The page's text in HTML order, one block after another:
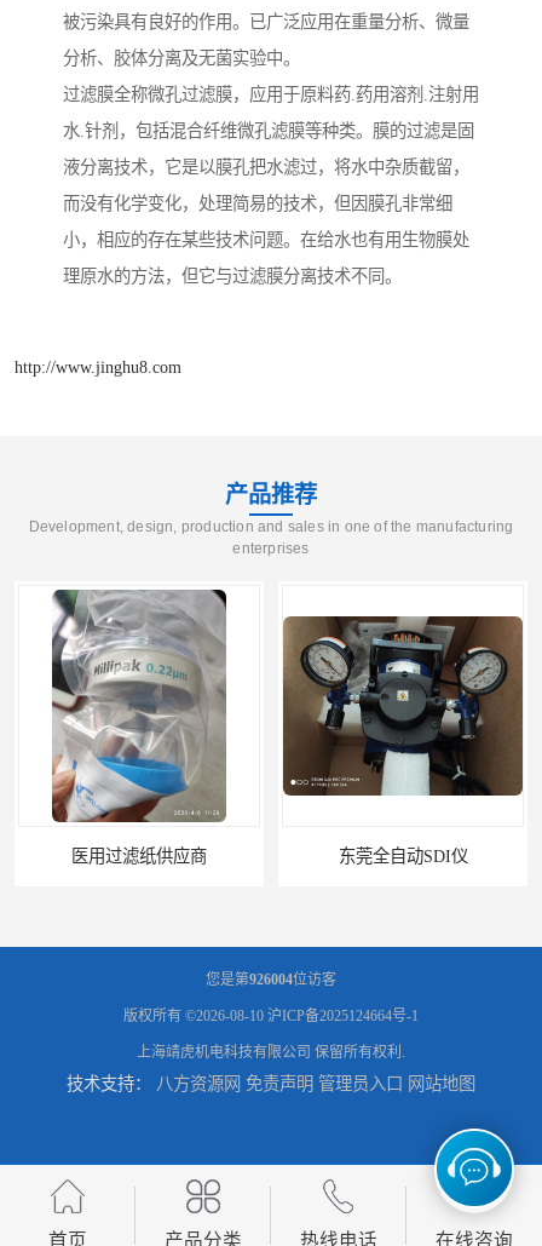
被污染具有良好的作用。已广泛应用在重量分析、微量
分析、胶体分离及无菌实验中。
过滤膜全称微孔过滤膜，应用于原料药.药用溶剂.注射用
水.针剂，包括混合纤维微孔滤膜等种类。膜的过滤是固
液分离技术，它是以膜孔把水滤过，将水中杂质截留，
而没有化学变化，处理简易的技术，但因膜孔非常细
小，相应的存在某些技术问题。在给水也有用生物膜处
理原水的方法，但它与过滤膜分离技术不同。
http://www.jinghu8.com
产品推荐
Development, design, production and sales in one of the manufacturing
enterprises
医用过滤纸供应商 东莞全自动SDI仪
石家庄污染指数SDI仪 智能二氧化硫污染指数测定仪规格
您是第926004位访客
版权所有 ©2026-08-10 沪ICP备2025124664号-1
上海靖虎机电科技有限公司 保留所有权利.
技术支持： 八方资源网 免责声明 管理员入口 网站地图
首页 产品分类 热线电话 在线咨询